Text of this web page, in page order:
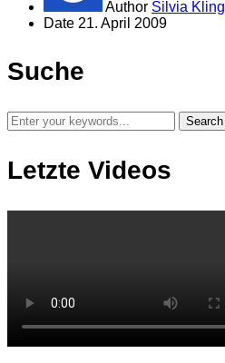
Author Silvia Kling
Date 21. April 2009
Suche
Letzte Videos